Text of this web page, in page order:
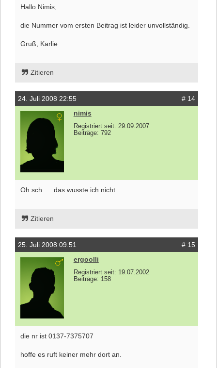
Hallo Nimis,
die Nummer vom ersten Beitrag ist leider unvollständig.
Gruß, Karlie
Zitieren
24. Juli 2008 22:55
# 14
nimis
Registriert seit: 29.09.2007
Beiträge: 792
Oh sch..... das wusste ich nicht...
Zitieren
25. Juli 2008 09:51
# 15
ergoolli
Registriert seit: 19.07.2002
Beiträge: 158
die nr ist 0137-7375707
hoffe es ruft keiner mehr dort an.